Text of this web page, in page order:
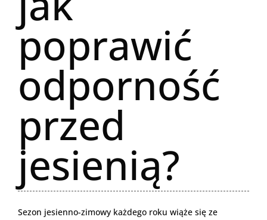
poprawić
odporność
przed
jesienią?
Sezon jesienno-zimowy każdego roku wiąże się ze